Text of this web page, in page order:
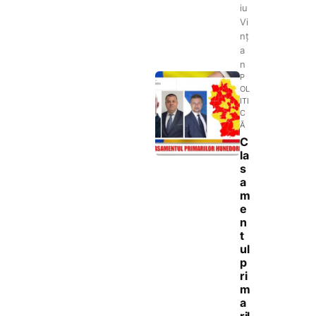
iu
Vi
nț
a
n
P
OL
ITI
C
Ă
C
la
s
a
m
e
n
t
ul
p
ri
m
a